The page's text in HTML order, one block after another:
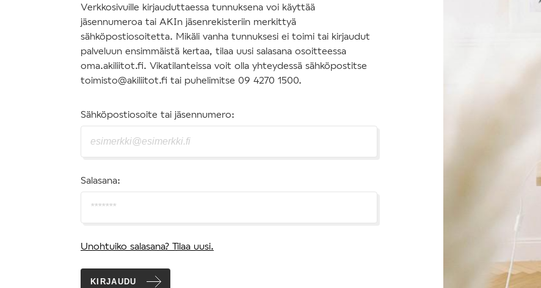
Verkkosivuille kirjauduttaessa tunnuksena voi käyttää
jäsennumeroa tai AKIn jäsenrekisteriin merkittyä
sähköpostiosoitetta. Mikäli vanha tunnuksesi ei toimi tai kirjaudut
palveluun ensimmäistä kertaa, tilaa uusi salasana osoitteessa
oma.akiliitot.fi. Vikatilanteissa voit olla yhteydessä sähköpostitse
toimisto@akiliitot.fi tai puhelimitse 09 4270 1500.
Sähköpostiosoite tai jäsennumero:
Salasana:
Unohtuiko salasana? Tilaa uusi.
KIRJAUDU